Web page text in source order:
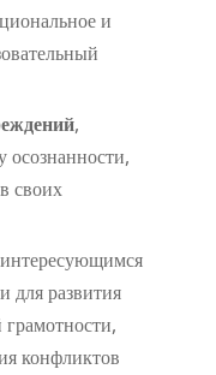
и
,
осознанности,
своих
для развития
конфликтов